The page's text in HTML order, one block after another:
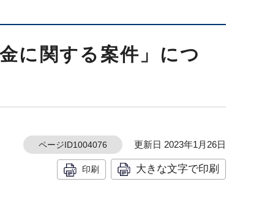
に関する案件」につ
ページID1004076 更新日 2023年1月26日
印刷 大きな文字で印刷